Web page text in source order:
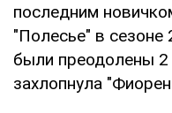
последним
"Полесье" в сезоне
были преодолены
захлопнула